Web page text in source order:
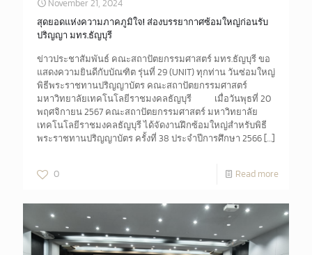
November 21, 2024
สุดยอดแห่งความภาคภูมิใจ! ส่องบรรยากาศซ้อมใหญ่ก่อนรับ
ปริญญา มทร.ธัญบุรี
ข่าวประชาสัมพันธ์ คณะสถาปัตยกรรมศาสตร์ มทร.ธัญบุรี ขอ
แสดงความยินดีกับบัณฑิต รุ่นที่ 29 (UNIT) ทุกท่าน วันซ่อมใหญ่
พิธีพระราชทานปริญญาบัตร คณะสถาปัตยกรรมศาสตร์
มหาวิทยาลัยเทคโนโลยีราชมงคลธัญบุรี เมื่อวันพุธที่ 20
พฤศจิกายน 2567 คณะสถาปัตยกรรมศาสตร์ มหาวิทยาลัย
เทคโนโลยีราชมงคลธัญบุรี ได้จัดงานฝึกซ้อมใหญ่สำหรับพิธี
พระราชทานปริญญาบัตร ครั้งที่ 38 ประจำปีการศึกษา 2566[…]
0 Read more